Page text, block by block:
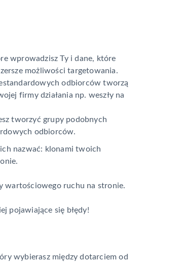
wprowadzisz Ty i dane, które
możliwości targetowania.
odbiorców tworzą
firmy działania np. weszły na
tworzyć grupy podobnych
odbiorców.
nazwać: klonami twoich
wartościowego ruchu na stronie.
pojawiające się błędy!
wybierasz między dotarciem od